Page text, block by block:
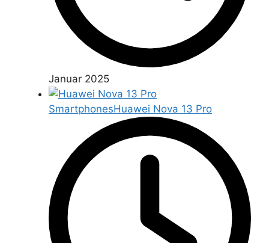
Januar 2025
SmartphonesHuawei Nova 13 Pro